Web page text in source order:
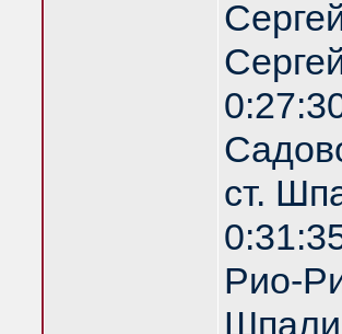
ст.
Рио-